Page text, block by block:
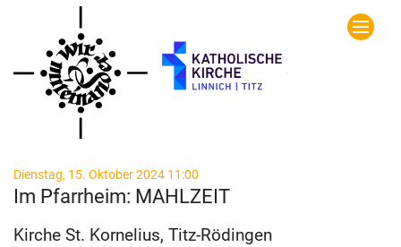
Zum Inhalt springen
Dienstag, 15. Oktober 2024 11:00
Im Pfarrheim: MAHLZEIT
Kirche St. Kornelius, Titz-Rödingen